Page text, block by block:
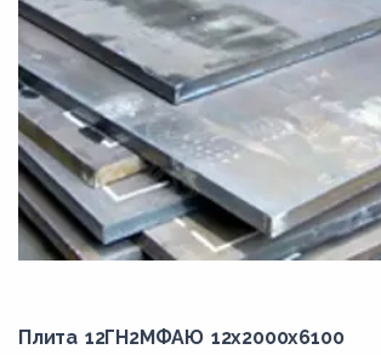
0Н6
0Н6А
0Н9
0Н9А
10Г2ФБЮ
10пс
Плита 12ГН2МФАЮ 12x2000x6100